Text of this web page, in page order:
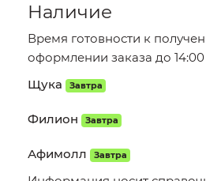
Наличие
Время готовности к
оформлении заказа до 14:00
Щука
Завтра
Филион Завтра
Афимолл Завтра